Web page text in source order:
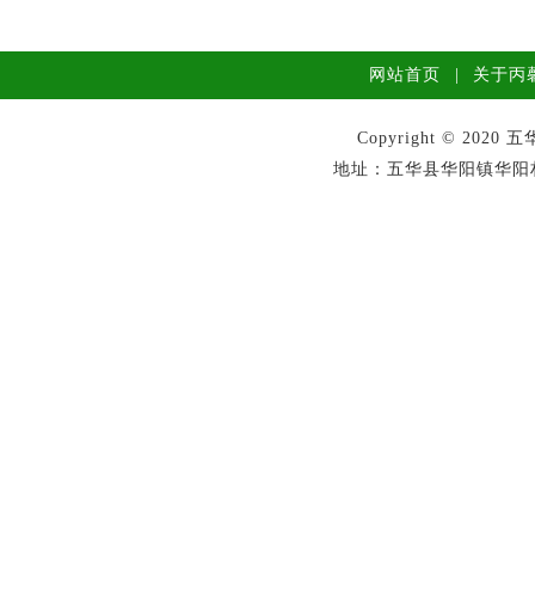
网站首页 关于丙
Copyright © 2020 五
地址：五华县华阳镇华